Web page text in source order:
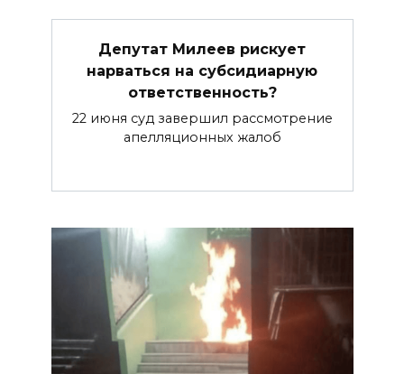
Депутат Милеев рискует
нарваться на субсидиарную
ответственность?
22 июня суд завершил рассмотрение
апелляционных жалоб